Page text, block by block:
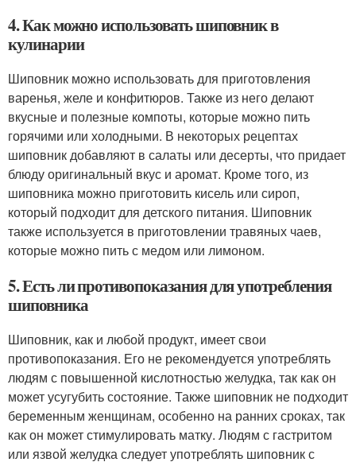
4. Как можно использовать шиповник в
кулинарии
Шиповник можно использовать для приготовления
варенья, желе и конфитюров. Также из него делают
вкусные и полезные компоты, которые можно пить
горячими или холодными. В некоторых рецептах
шиповник добавляют в салаты или десерты, что придает
блюду оригинальный вкус и аромат. Кроме того, из
шиповника можно приготовить кисель или сироп,
который подходит для детского питания. Шиповник
также используется в приготовлении травяных чаев,
которые можно пить с медом или лимоном.
5. Есть ли противопоказания для употребления
шиповника
Шиповник, как и любой продукт, имеет свои
противопоказания. Его не рекомендуется употреблять
людям с повышенной кислотностью желудка, так как он
может усугубить состояние. Также шиповник не подходит
беременным женщинам, особенно на ранних сроках, так
как он может стимулировать матку. Людям с гастритом
или язвой желудка следует употреблять шиповник с